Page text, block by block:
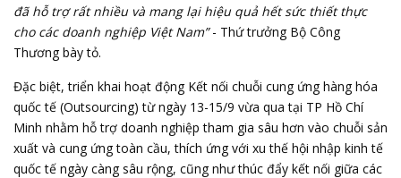
đã hỗ trợ rất nhiều và mang lại hiệu quả hết sức thiết thực
cho các doanh nghiệp Việt Nam”- Thứ trưởng Bộ Công
Thương bày tỏ.
Đặc biệt, triển khai hoạt động Kết nối chuỗi cung ứng hàng hóa
quốc tế (Outsourcing) từ ngày 13-15/9 vừa qua tại TP Hồ Chí
Minh nhằm hỗ trợ doanh nghiệp tham gia sâu hơn vào chuỗi sản
xuất và cung ứng toàn cầu, thích ứng với xu thế hội nhập kinh tế
quốc tế ngày càng sâu rộng, cũng như thúc đẩy kết nối giữa các